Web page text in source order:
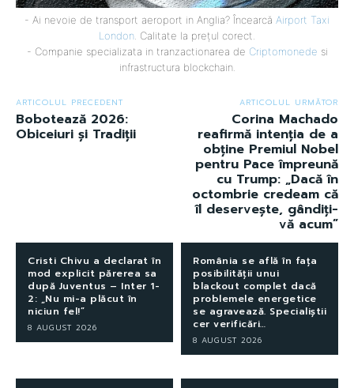
- Ai nevoie de transport aeroport in Anglia? Încearcă Airport Taxi
London . Calitate la prețul corect.
- Companie specializata in tranzactionarea de Criptomonede si
infrastructura blockchain.
ARTICOLUL PRECEDENT
Bobotează 2026:
Obiceiuri și Tradiții
ARTICOLUL URMĂTOR
Corina Machado
reafirmă intenția de a
obține Premiul Nobel
pentru Pace împreună
cu Trump: „Dacă în
octombrie credeam că
îl deservește, gândiți-
vă acum”
Cristi Chivu a declarat în
mod explicit părerea sa
după Juventus – Inter 1-
2: „Nu mi-a plăcut în
niciun fel!”
8 AUGUST 2026
România se află în fața
posibilității unui
blackout complet dacă
problemele energetice
se agravează. Specialiștii
cer verificări…
8 AUGUST 2026